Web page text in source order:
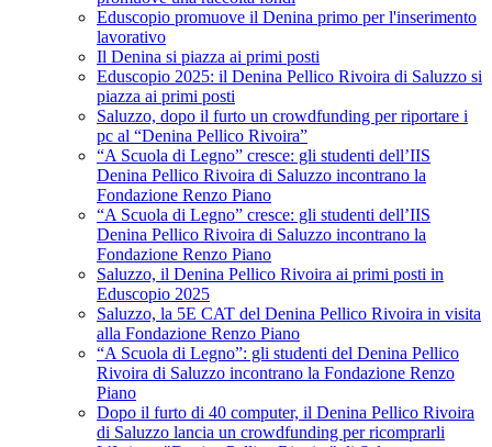
Eduscopio promuove il Denina primo per l'inserimento
lavorativo
Il Denina si piazza ai primi posti
Eduscopio 2025: il Denina Pellico Rivoira di Saluzzo si
piazza ai primi posti
Saluzzo, dopo il furto un crowdfunding per riportare i
pc al “Denina Pellico Rivoira”
“A Scuola di Legno” cresce: gli studenti dell’IIS
Denina Pellico Rivoira di Saluzzo incontrano la
Fondazione Renzo Piano
“A Scuola di Legno” cresce: gli studenti dell’IIS
Denina Pellico Rivoira di Saluzzo incontrano la
Fondazione Renzo Piano
Saluzzo, il Denina Pellico Rivoira ai primi posti in
Eduscopio 2025
Saluzzo, la 5E CAT del Denina Pellico Rivoira in visita
alla Fondazione Renzo Piano
“A Scuola di Legno”: gli studenti del Denina Pellico
Rivoira di Saluzzo incontrano la Fondazione Renzo
Piano
Dopo il furto di 40 computer, il Denina Pellico Rivoira
di Saluzzo lancia un crowdfunding per ricomprarli